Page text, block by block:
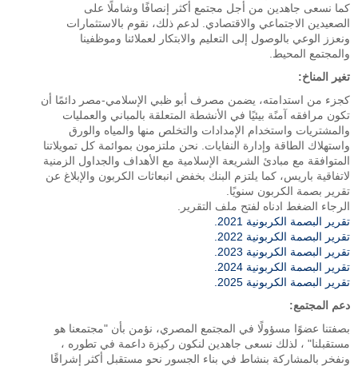
كما نسعى جاهدين من أجل مجتمع أكثر إنصافًا وشاملًا على
الصعيدين الاجتماعي والاقتصادي. لدعم ذلك، نقوم بالاستثمارات
ونعزز الوعي بالوصول إلى التعليم والابتكار لعملائنا وموظفينا
والمجتمع المحيط.
تغير المناخ:
كجزء من استدامته، يضمن مصرف أبو ظبي الإسلامي-مصر دائمًا أن
تكون مرافقه آمنًة بيئيًا في الأنشطة المتعلقة بالمباني والعمليات
والمشتريات واستخدام الإمدادات والتخلص منها والمياه والورق
واستهلاك الطاقة وإدارة النفايات. نحن ملتزمون بموائمة كل تمويلاتنا
المتوافقة مع مبادئ الشريعة الإسلامية مع الأهداف والجداول الزمنية
لاتفاقية باريس، كما يلتزم البنك بخفض انبعاثات الكربون والإبلاغ عن
تقرير بصمة الكربون سنويًا.
الرجاء الضغط ادناه لفتح ملف التقرير.
تقرير البصمة الكربونية 2021.
تقرير البصمة الكربونية 2022.
تقرير البصمة الكربونية 2023.
تقرير البصمة الكربونية 2024.
تقرير البصمة الكربونية 2025.
دعم المجتمع:
بصفتنا عضوًا مسؤولًا في المجتمع المصري، نؤمن بأن "مجتمعنا هو
مستقبلنا" ، لذلك نسعى جاهدين لنكون ركيزة داعمة في تطوره ،
ونفخر بالمشاركة بنشاط في بناء الجسور نحو مستقبل أكثر إشراقًا